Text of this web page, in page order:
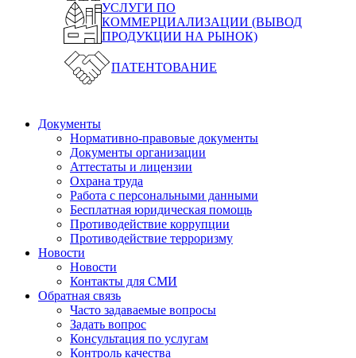
УСЛУГИ ПО
КОММЕРЦИАЛИЗАЦИИ (ВЫВОД
ПРОДУКЦИИ НА РЫНОК)
ПАТЕНТОВАНИЕ
Документы
Нормативно-правовые документы
Документы организации
Аттестаты и лицензии
Охрана труда
Работа с персональными данными
Бесплатная юридическая помощь
Противодействие коррупции
Противодействие терроризму
Новости
Новости
Контакты для СМИ
Обратная связь
Часто задаваемые вопросы
Задать вопрос
Консультация по услугам
Контроль качества